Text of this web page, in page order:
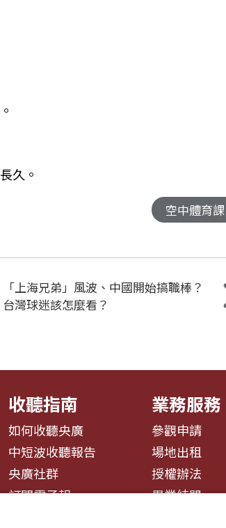
久。
空中體育課
「上海兄弟」風波、中國開始搞職棒？
台灣球迷該怎麼看？
收聽指南
如何收聽央廣
中短波收聽報告
央廣社群
訂閱電子報
業務服務
參觀申請
場地出租
授權辦法
異業結盟